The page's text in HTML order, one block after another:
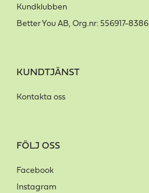
Kundklubben
Better You AB, Org.nr: 556917-8386
KUNDTJÄNST
Kontakta oss
FÖLJ OSS
Facebook
Instagram